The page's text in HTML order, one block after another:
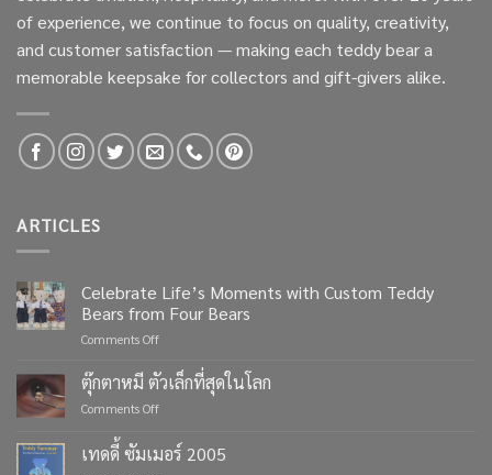
of experience, we continue to focus on quality, creativity,
and customer satisfaction — making each teddy bear a
memorable keepsake for collectors and gift-givers alike.
ARTICLES
Celebrate Life’s Moments with Custom Teddy
Bears from Four Bears
Comments Offon
Life’s
Moments
with
Teddy
ตุ๊กตาหมี ตัวเล็กที่สุดในโลก
Comments Offon
ตัว
เทดดี้ ซัมเมอร์ 2005